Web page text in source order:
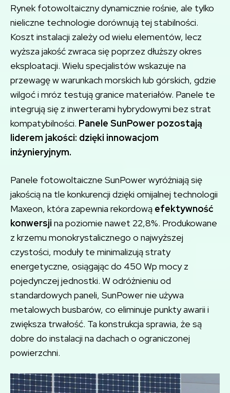
Rynek fotowoltaiczny dynamicznie rośnie, ale tylko
nieliczne technologie dorównują tej stabilności.
Koszt instalacji zależy od wielu elementów, lecz
wyższa jakość zwraca się poprzez dłuższy okres
eksploatacji. Wielu specjalistów wskazuje na
przewagę w warunkach morskich lub górskich, gdzie
wilgoć i mróz testują granice materiałów. Panele te
integrują się z inwerterami hybrydowymi bez strat
kompatybilności. Panele SunPower pozostają
liderem jakości: dzięki innowacjom
inżynieryjnym.
Panele fotowoltaiczne SunPower wyróżniają się
jakością na tle konkurencji dzięki omijalnej technologii
Maxeon, która zapewnia rekordową efektywność
konwersji na poziomie nawet 22,8%. Produkowane
z krzemu monokrystalicznego o najwyższej
czystości, moduły te minimalizują straty
energetyczne, osiągając do 450 Wp mocy z
pojedynczej jednostki. W odróżnieniu od
standardowych paneli, SunPower nie używa
metalowych busbarów, co eliminuje punkty awarii i
zwiększa trwałość. Ta konstrukcja sprawia, że są
dobre do instalacji na dachach o ograniczonej
powierzchni.